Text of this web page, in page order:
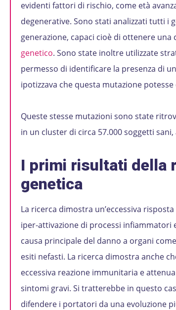
evidenti fattori di rischio, come età
degenerative. Sono stati analizzati tutti i
generazione, capaci cioè di ottenere
genetico. Sono state inoltre utilizzate
permesso di identificare la presenza di
ipotizzava che questa mutazione
Queste stesse mutazioni sono state
in un cluster di circa 57.000 soggetti
I primi risultati della
genetica
La ricerca dimostra un’eccessiva
iper-attivazione di processi infiammatori
causa principale del danno a organi
esiti nefasti. La ricerca dimostra anche
eccessiva reazione immunitaria e
sintomi gravi. Si tratterebbe in questo
difendere i portatori da una evoluzione